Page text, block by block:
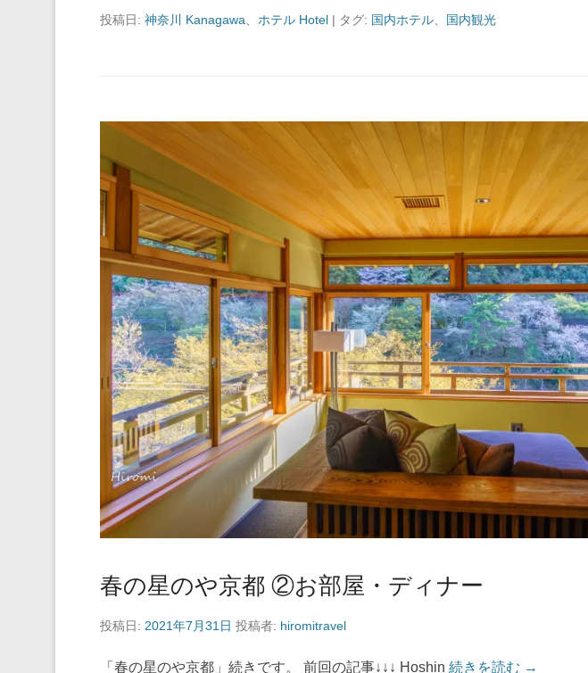
c
o
o
k
tt
ail er e
e
投稿日: 神奈川 Kanagawa ホテル Hotel | タグ: 国内ホテル 国内観光
春の星のや京都 ②お部屋・ディナー
投稿日: 2021年7月31日 投稿者: hiromitravel
「春の星のや京都」続きです。 前回の記事↓↓↓ Hoshin 続きを読む →